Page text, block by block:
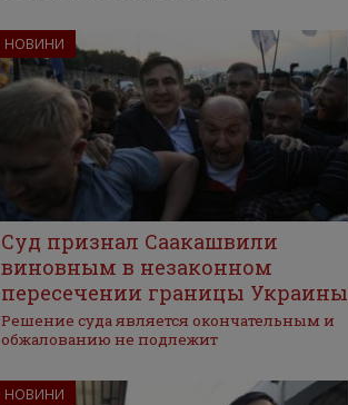
НОВИНИ
Суд признал Саакашвили
виновным в незаконном
пересечении границы Украины
Решение суда является окончательным и
обжалованию не подлежит
НОВИНИ